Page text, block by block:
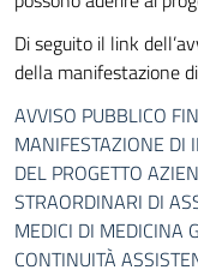
Di seguito il link
della manifestazione
AVVISO PUBBLICO
MANIFESTAZIONE DI
DEL PROGETTO
STRAORDINARI DI
MEDICI DI MEDICINA
CONTINUITÀ